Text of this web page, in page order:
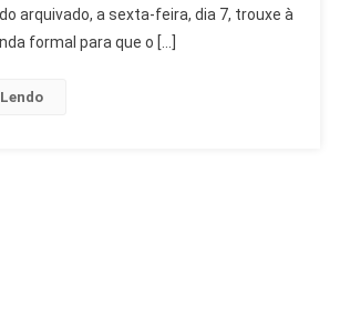
Na
FIFA
arquivado, a sexta-feira, dia 7, trouxe à
formal para que o […]